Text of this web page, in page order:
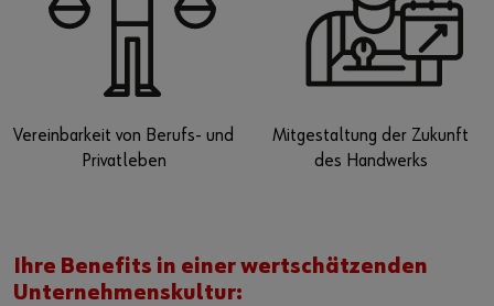
Vereinbarkeit von Berufs- und
Privatleben
Mitgestaltung der Zukunft
des Handwerks
Ihre Benefits in einer wertschätzenden
Unternehmenskultur: